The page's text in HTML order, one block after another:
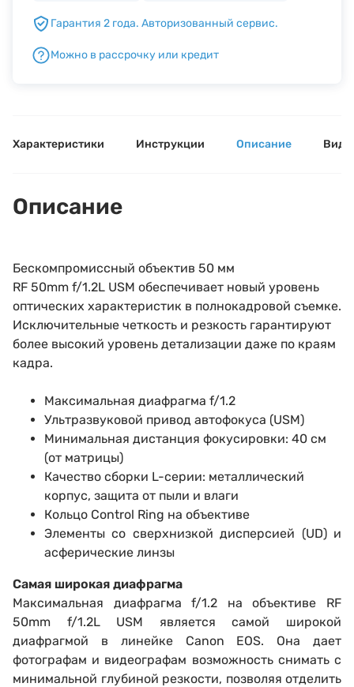
Б/У фототехника (Комиссионные товары)
Гарантия 2 года. Авторизованный сервис.
Можно в рассрочку или кредит
Характеристики Инструкции Описание
Описание
Бескомпромиссный объектив 50 мм
RF 50mm f/1.2L USM обеспечивает новый уровень
оптических характеристик в полнокадровой съемке.
Исключительные четкость и резкость гарантируют
более высокий уровень детализации даже по краям
кадра.
Максимальная диафрагма f/1.2
Ультразвуковой привод автофокуса (USM)
Минимальная дистанция фокусировки: 40 см
(от матрицы)
Качество сборки L-серии: металлический
корпус, защита от пыли и влаги
Кольцо Control Ring на объективе
Элементы со сверхнизкой дисперсией (UD) и
асферические линзы
Самая широкая диафрагма
Максимальная диафрагма f/1.2 на объективе RF
50mm f/1.2L USM является самой широкой
диафрагмой в линейке Canon EOS. Она дает
фотографам и видеографам возможность снимать с
минимальной глубиной резкости, позволяя отделить